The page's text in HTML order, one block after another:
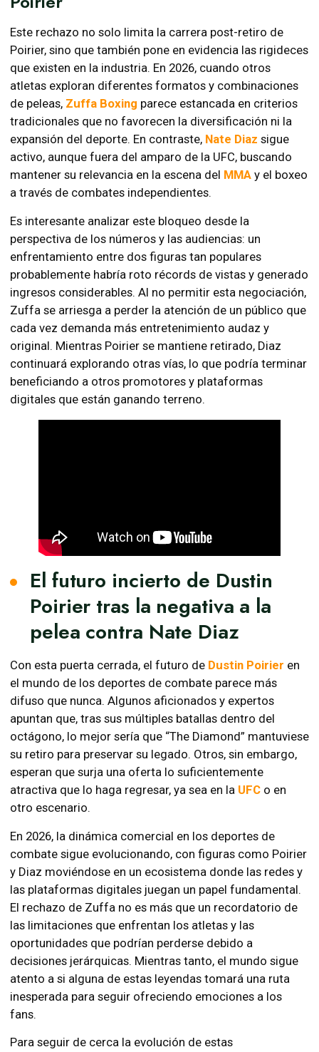
Este rechazo no solo limita la carrera post-retiro de
Poirier, sino que también pone en evidencia las rigideces
que existen en la industria. En 2026, cuando otros
atletas exploran diferentes formatos y combinaciones
de peleas, Zuffa Boxing parece estancada en criterios
tradicionales que no favorecen la diversificación ni la
expansión del deporte. En contraste, Nate Diaz sigue
activo, aunque fuera del amparo de la UFC, buscando
mantener su relevancia en la escena del MMA y el boxeo
a través de combates independientes.
Es interesante analizar este bloqueo desde la
perspectiva de los números y las audiencias: un
enfrentamiento entre dos figuras tan populares
probablemente habría roto récords de vistas y generado
ingresos considerables. Al no permitir esta negociación,
Zuffa se arriesga a perder la atención de un público que
cada vez demanda más entretenimiento audaz y
original. Mientras Poirier se mantiene retirado, Diaz
continuará explorando otras vías, lo que podría terminar
beneficiando a otros promotores y plataformas
digitales que están ganando terreno.
El futuro incierto de Dustin
Poirier tras la negativa a la
pelea contra Nate Diaz
Con esta puerta cerrada, el futuro de Dustin Poirier en
el mundo de los deportes de combate parece más
difuso que nunca. Algunos aficionados y expertos
apuntan que, tras sus múltiples batallas dentro del
octágono, lo mejor sería que “The Diamond” mantuviese
su retiro para preservar su legado. Otros, sin embargo,
esperan que surja una oferta lo suficientemente
atractiva que lo haga regresar, ya sea en la UFC o en
otro escenario.
En 2026, la dinámica comercial en los deportes de
combate sigue evolucionando, con figuras como Poirier
y Diaz moviéndose en un ecosistema donde las redes y
las plataformas digitales juegan un papel fundamental.
El rechazo de Zuffa no es más que un recordatorio de
las limitaciones que enfrentan los atletas y las
oportunidades que podrían perderse debido a
decisiones jerárquicas. Mientras tanto, el mundo sigue
atento a si alguna de estas leyendas tomará una ruta
inesperada para seguir ofreciendo emociones a los
fans.
Para seguir de cerca la evolución de estas